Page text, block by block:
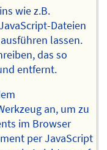
wie z.B.
Dateien
lassen.
das so
entfernt.
an, um zu
im Browser
per JavaScript